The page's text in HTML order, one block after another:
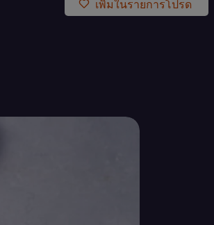
เพิ่มในรายการโปรด